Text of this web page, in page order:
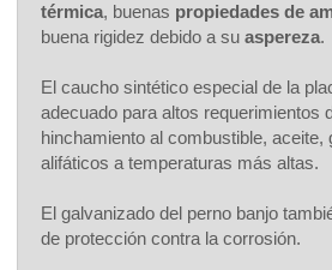
térmica, buenas propiedades de
buena rigidez debido a su aspereza.
El caucho sintético especial de la
adecuado para altos requerimientos
hinchamiento al combustible, aceite,
alifáticos a temperaturas más altas.
El galvanizado del perno banjo
de protección contra la corrosión.